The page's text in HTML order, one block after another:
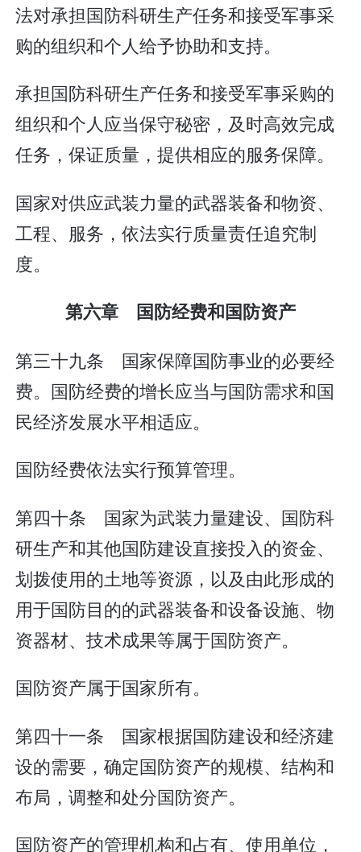
法对承担国防科研生产任务和接受军事采
购的组织和个人给予协助和支持。
承担国防科研生产任务和接受军事采购的
组织和个人应当保守秘密，及时高效完成
任务，保证质量，提供相应的服务保障。
国家对供应武装力量的武器装备和物资、
工程、服务，依法实行质量责任追究制
度。
第六章 国防经费和国防资产
第三十九条 国家保障国防事业的必要经
费。国防经费的增长应当与国防需求和国
民经济发展水平相适应。
国防经费依法实行预算管理。
第四十条 国家为武装力量建设、国防科
研生产和其他国防建设直接投入的资金、
划拨使用的土地等资源，以及由此形成的
用于国防目的的武器装备和设备设施、物
资器材、技术成果等属于国防资产。
国防资产属于国家所有。
第四十一条 国家根据国防建设和经济建
设的需要，确定国防资产的规模、结构和
布局，调整和处分国防资产。
国防资产的管理机构和占有、使用单位，